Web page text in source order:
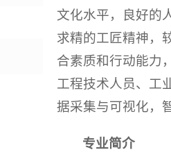
文化水平，良好的
求精的工匠精神，
合素质和行动能力
工程技术人员、工
据采集与可视化，
专业简介